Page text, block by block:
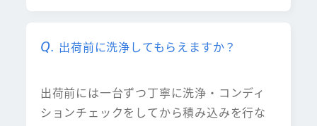
出荷前に洗浄してもらえますか？
出荷前には一台ずつ丁寧に洗浄・コンディ
ションチェックをしてから積み込みを行な